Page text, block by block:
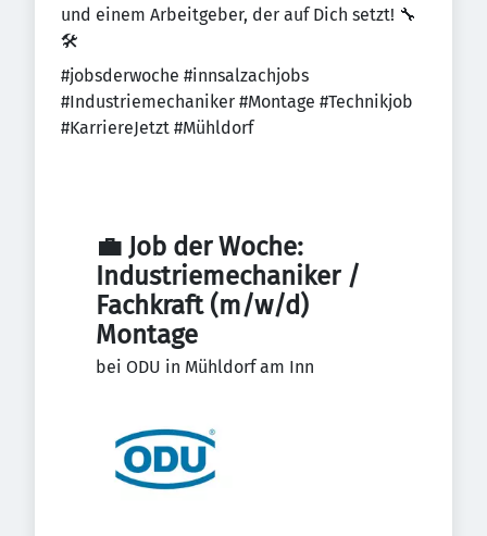
und einem Arbeitgeber, der auf Dich setzt! 🔧
🛠️
#jobsderwoche #innsalzachjobs
#Industriemechaniker #Montage #Technikjob
#KarriereJetzt #Mühldorf
💼 Job der Woche:
Industriemechaniker /
Fachkraft (m/w/d)
Montage
bei ODU in Mühldorf am Inn